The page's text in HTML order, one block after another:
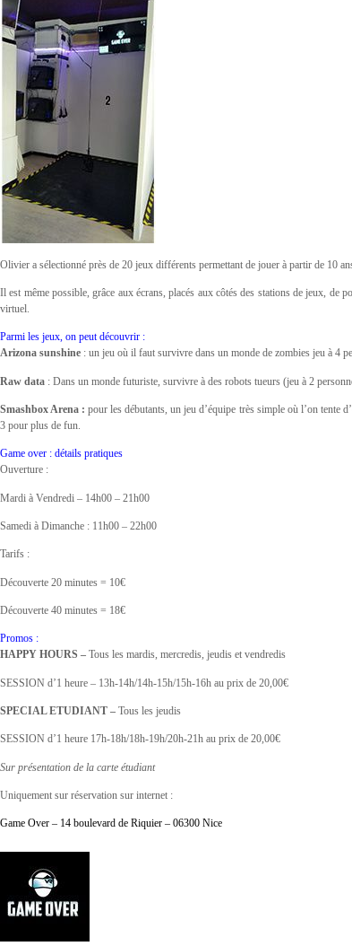
Olivier a sélectionné près de 20 jeux différents permettant de jouer à partir de 10
Il est même possible, grâce aux écrans, placés aux côtés des stations de jeux,
virtuel.
Parmi les jeux, on peut découvrir :
Arizona sunshine : un jeu où il faut survivre dans un monde de zombies jeu à 4
Raw data : Dans un monde futuriste, survivre à des robots tueurs (jeu à 2
Smashbox Arena :pour les débutants, un jeu d’équipe très simple où l’on tente
3 pour plus de fun.
Game over : détails pratiques
Ouverture :
Mardi à Vendredi – 14h00 – 21h00
Samedi à Dimanche : 11h00 – 22h00
Tarifs :
Découverte 20 minutes = 10€
Découverte 40 minutes = 18€
Promos :
HAPPY HOURS – Tous les mardis, mercredis, jeudis et vendredis
SESSION d’1 heure – 13h-14h/14h-15h/15h-16h au prix de 20,00€
SPECIAL ETUDIANT – Tous les jeudis
SESSION d’1 heure 17h-18h/18h-19h/20h-21h au prix de 20,00€
Sur présentation de la carte étudiant
Uniquement sur réservation sur internet :
Game Over – 14 boulevard de Riquier – 06300 Nice